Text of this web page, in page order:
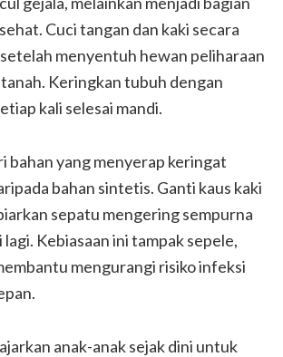
Cuci tangan dan kaki secara
menyentuh hewan peliharaan
Keringkan tubuh dengan
kali selesai mandi.
bahan yang menyerap keringat
bahan sintetis. Ganti kaus kaki
sepatu mengering sempurna
Kebiasaan ini tampak sepele,
mengurangi risiko infeksi
anak-anak sejak dini untuk